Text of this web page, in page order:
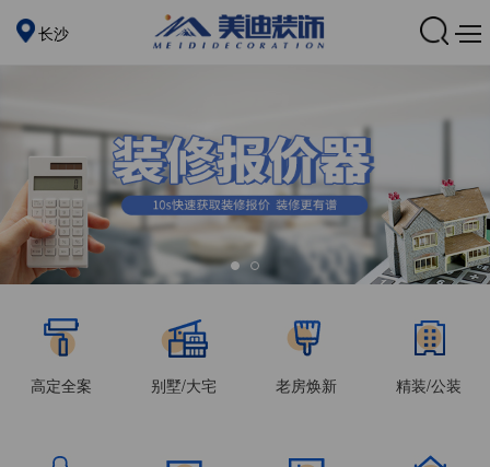
长沙
高定全案 别墅/大宅 老房焕新 精装/公装